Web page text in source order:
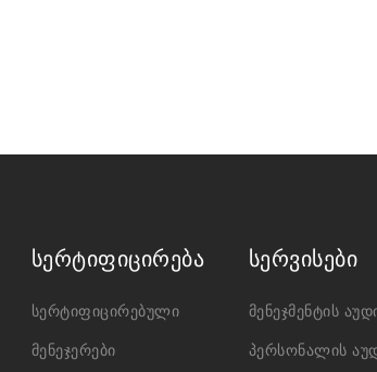
სერტიფიცირება
სერტიფიცირებული
მენეჯერები
სერვისები
მენეჯმენტის
პერსონალის